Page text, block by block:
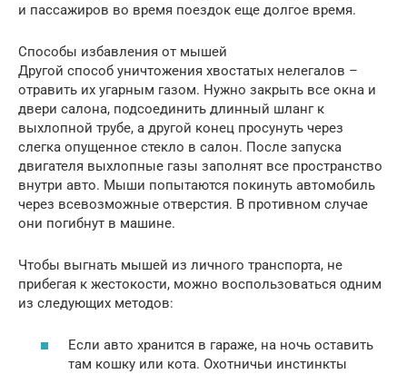
и пассажиров во время поездок еще долгое время.
Способы избавления от мышей
Другой способ уничтожения хвостатых нелегалов –
отравить их угарным газом. Нужно закрыть все окна и
двери салона, подсоединить длинный шланг к
выхлопной трубе, а другой конец просунуть через
слегка опущенное стекло в салон. После запуска
двигателя выхлопные газы заполнят все пространство
внутри авто. Мыши попытаются покинуть автомобиль
через всевозможные отверстия. В противном случае
они погибнут в машине.
Чтобы выгнать мышей из личного транспорта, не
прибегая к жестокости, можно воспользоваться одним
из следующих методов:
Если авто хранится в гараже, на ночь оставить
там кошку или кота. Охотничьи инстинкты